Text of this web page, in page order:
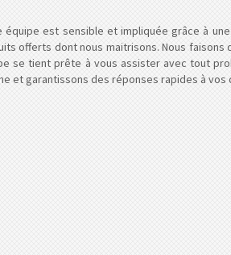
équipe est sensible et impliquée grâce à
offerts dont nous maitrisons. Nous
se tient prête à vous assister avec tout
et garantissons des réponses rapides à vos